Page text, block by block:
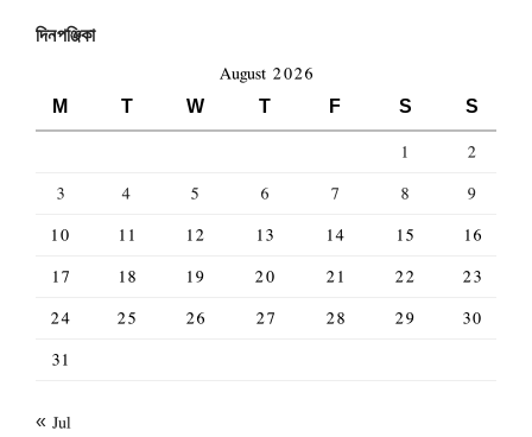
দিনপঞ্জিকা
August 2026
M T W T F S S
1
2
3
4 5 6 7 8
9
10
11 12 13 14 15
16
17
18 19 20 21 22
23
24
25 26 27 28 29
30
31
« Jul